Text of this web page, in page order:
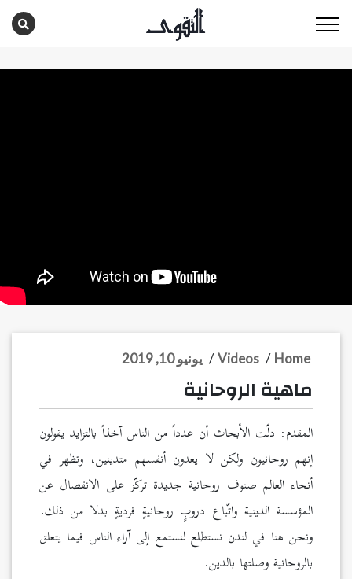
يونيو 10, 2019 / Videos / Home
ماهية الروحانية
المقدم: دلّت الأبحاث أن عدداً من الناس آخذاً بالتزايد يقولون
إنهم روحانيون ولكن لا يعدون أنفسهم متدينين، وتظهر في
أنحاء العالم صنوف روحانية جديدة تركّز على الانفصال عن
المؤسسة الدينية واتّباع دروبٍ روحانيةٍ فرديةٍ بدلا من ذلك.
ونحن هنا في لندن نستطلع لنستمع إلى آراء الناس فيما يتعلق
بالروحانية وصلتها بالدين.